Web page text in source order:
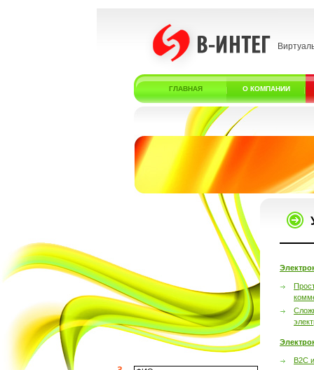
ГЛАВНАЯ О КОМПАНИИ
B2C